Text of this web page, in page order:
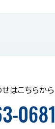
はこちらから
0681